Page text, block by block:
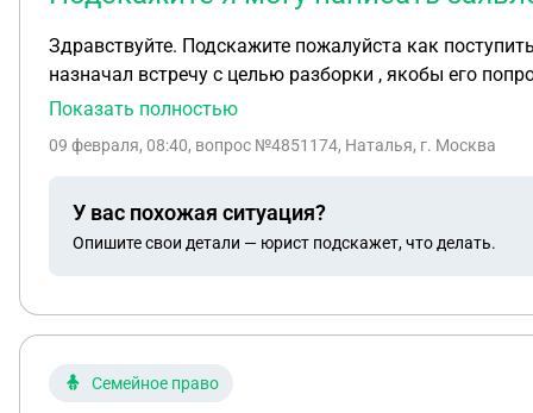
Здравствуйте. Подскажите пожалуйста как поступить в данной ситуации. Вчера моему ребёнку утром пришли
назначал встречу с целью разборки , якобы его попросил друг . В смс не было видимых угроз, но было написано о том что он возьмёт
с этим неизвестным я пошла с сыном , дабы зафиксировать фото этого
поговорила с одним из родителей этого Леши который попросил
Показать полностью
09 февраля, 08:40, вопрос №4851174, Наталья, г. Москва
У вас похожая ситуация?
Опишите свои детали — юрист подскажет, что делать.
Семейное право